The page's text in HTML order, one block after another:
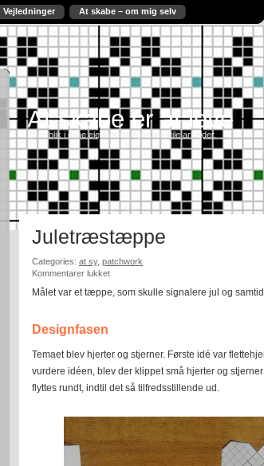
Vejledninger At skabe – om mig selv
At skabe er at leve
Et indblik i mine elevers og egne tekstile arbejder.
Juletræstæppe
Categories: at sy, patchwork
Kommentarer lukkettil
Målet var et tæppe, som skulle signalere jul og
Designfasen
Temaet blev hjerter og stjerner. Første idé var
vurdere idéen, blev der klippet små hjerter og
flyttes rundt, indtil det så tilfredsstillende ud.